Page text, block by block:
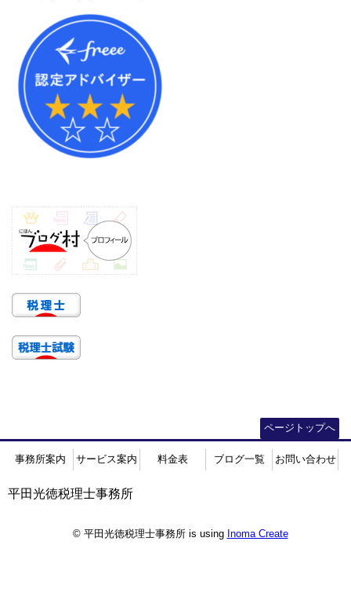
ページトップへ
事務所案内 サービス案内 料金表 ブログ一覧 お問い合わせ
平田光徳税理士事務所
© 平田光徳税理士事務所 is using Inoma Create